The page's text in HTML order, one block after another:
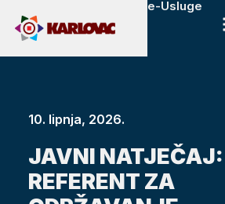
e-Usluge
10. lipnja, 2026.
JAVNI NATJEČAJ:
REFERENT ZA